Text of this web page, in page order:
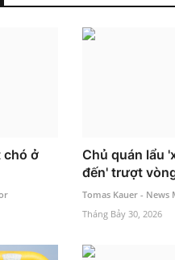
chó ở
Chủ quán lẩu
đến' trượt
Tomas Kauer - News
Tháng Bảy 30, 2026